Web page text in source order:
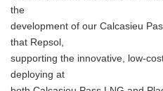
the
development of our Calcasieu
that Repsol,
supporting the innovative, low-
deploying at